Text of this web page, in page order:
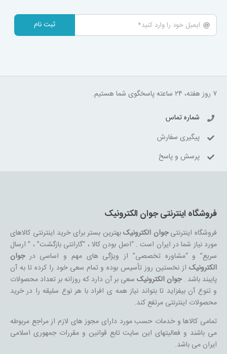
ثبت نام
۷ روز هفته، ۲۴ ساعته پاسخگوی شما هستیم.
شماره تماس
پیگیری سفارش
پرسش و پاسخ
فروشگاه اینترنتی جوان الکترونیک
فروشگاه اینترنتیجوان الکترونیکبهترین بستر برای خرید اینترنتی کالاهای
مورد نیاز شما در ایران است . “اصل بودن کالا ، “گارانتی بازگشت” ، ” ارسال
سریع” و “مشاوره تخصصی” از ویژگی های مهم و اساسی درجوان
الکترونیکاز نخستین روز تأسیس بوده و تمام سعی خود را کرده تا به آن
پایبند باشد .جوان الکترونیکسعی بر آن دارد که روزانه بر تعداد محصولات
و تنوع آن بیفزاید تا بتواند نیاز همه ی افراد با هر نوع سلیقه را در خرید
محصولات اینترنتی مرتفع کند.
تمامی کالاها و خدمات حسب مورد دارای مجوز های لازم از مراجع مربوطه
می باشند و فعالیتهای این سایت تابع قوانین و مقررات جمهوری اسلامی
ایران می باشد.